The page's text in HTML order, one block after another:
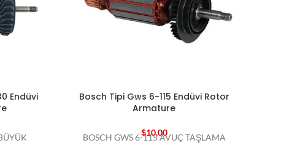
Endüvi
Bosch Tipi Gws 6-115 Endüvi Rotor
Armature
$10,00
BOSCH GWS 6-115 AVUÇ TAŞLAMA